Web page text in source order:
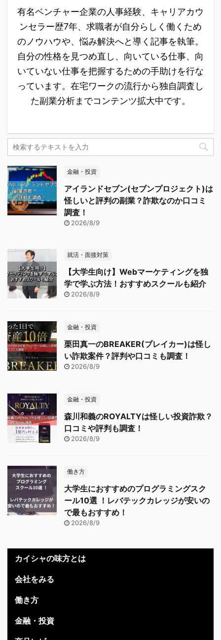
有名ベンチャー企業の人事経験、キャリアカウ
ンセラー歴7年、求職者が自分らしく働くため
のノウハウや、悩み解決へと導く記事を執筆。
自分の性格を見つめ直し、向いている仕事、向
いていない仕事を把握するための手助けを行な
っています。在宅ワークの流行から独自調査し
た副業分析までコンテンツ拡大中です。
金融・投資
アイランドセブン(セブンプロジェクト)は
怪しいと評判の副業？詐欺なのか口コミ
調査！
2026/8/9
就活・面接対策
【大学生向け】Webマーケティングを独
学で学ぶ方法！おすすめスクールも紹介
2026/8/9
金融・投資
栗田真一のBREAKER(ブレイカー)は怪し
い詐欺案件？評判や口コミも調査！
2026/8/9
金融・投資
森川和義のROYALTYは怪しい投資詐欺？
口コミや評判も調査！
2026/8/9
働き方
大学生におすすめのプログラミングスク
ール10選 ！レバテックカレッジが安いの
で最もおすすめ！
2026/8/9
カイシャの味方とは
会社をみる
働き方
金融・投資